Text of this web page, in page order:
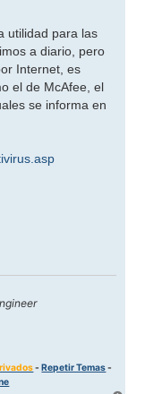
utilidad para las
a diario, pero
Internet, es
el de McAfee, el
se informa en
-Repetir Temas-